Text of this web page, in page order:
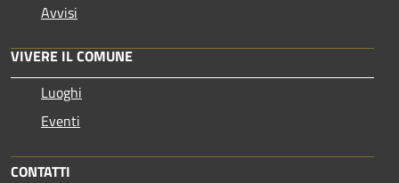
Avvisi
VIVERE IL COMUNE
Luoghi
Eventi
CONTATTI